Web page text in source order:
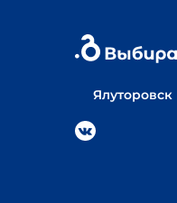
Ялуторовск